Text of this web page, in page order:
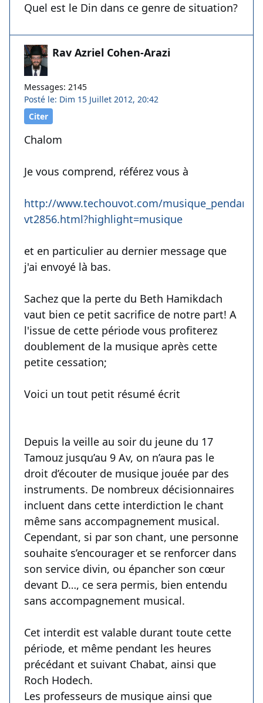
Quel est le Din dans ce genre de situation?
Rav Azriel Cohen-Arazi
Messages: 2145
Posté le: Dim 15 Juillet 2012, 20:42
Citer
Chalom
Je vous comprend, référez vous à
http://www.techouvot.com/
vt2856.html?highlight=musique
et en particulier au dernier message que
j'ai envoyé là bas.
Sachez que la perte du Beth Hamikdach
vaut bien ce petit sacrifice de notre part! A
l'issue de cette période vous profiterez
doublement de la musique après cette
petite cessation;
Voici un tout petit résumé écrit
Depuis la veille au soir du jeune du 17
Tamouz jusqu’au 9 Av, on n’aura pas le
droit d’écouter de musique jouée par des
instruments. De nombreux décisionnaires
incluent dans cette interdiction le chant
même sans accompagnement musical.
Cependant, si par son chant, une personne
souhaite s’encourager et se renforcer dans
son service divin, ou épancher son cœur
devant D…, ce sera permis, bien entendu
sans accompagnement musical.
Cet interdit est valable durant toute cette
période, et même pendant les heures
précédant et suivant Chabat, ainsi que
Roch Hodech.
Les professeurs de musique ainsi que